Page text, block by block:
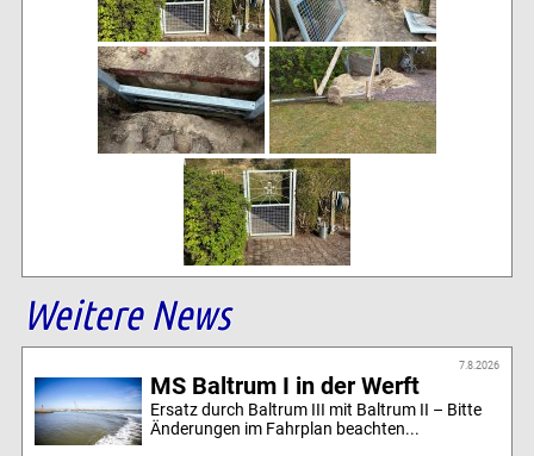
Weitere News
7.8.2026
MS Baltrum I in der Werft
Ersatz durch Baltrum III mit Baltrum II – Bitte
Änderungen im Fahrplan beachten...